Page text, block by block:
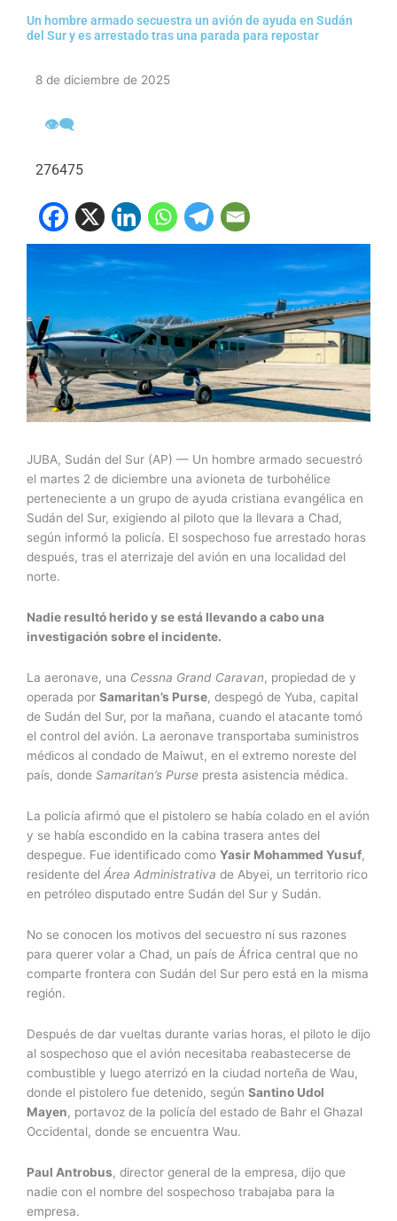
Un hombre armado secuestra un avión de ayuda en Sudán
del Sur y es arrestado tras una parada para repostar
8 de diciembre de 2025
👁‍🗨
276475
JUBA, Sudán del Sur (AP) — Un hombre armado secuestró
el martes 2 de diciembre una avioneta de turbohélice
perteneciente a un grupo de ayuda cristiana evangélica en
Sudán del Sur, exigiendo al piloto que la llevara a Chad,
según informó la policía. El sospechoso fue arrestado horas
después, tras el aterrizaje del avión en una localidad del
norte.
Nadie resultó herido y se está llevando a cabo una
investigación sobre el incidente.
La aeronave, una Cessna Grand Caravan, propiedad de y
operada por Samaritan’s Purse, despegó de Yuba, capital
de Sudán del Sur, por la mañana, cuando el atacante tomó
el control del avión. La aeronave transportaba suministros
médicos al condado de Maiwut, en el extremo noreste del
país, donde Samaritan’s Purse presta asistencia médica.
La policía afirmó que el pistolero se había colado en el avión
y se había escondido en la cabina trasera antes del
despegue. Fue identificado como Yasir Mohammed Yusuf,
residente del Área Administrativa de Abyei, un territorio rico
en petróleo disputado entre Sudán del Sur y Sudán.
No se conocen los motivos del secuestro ni sus razones
para querer volar a Chad, un país de África central que no
comparte frontera con Sudán del Sur pero está en la misma
región.
Después de dar vueltas durante varias horas, el piloto le dijo
al sospechoso que el avión necesitaba reabastecerse de
combustible y luego aterrizó en la ciudad norteña de Wau,
donde el pistolero fue detenido, según Santino Udol
Mayen, portavoz de la policía del estado de Bahr el Ghazal
Occidental, donde se encuentra Wau.
Paul Antrobus, director general de la empresa, dijo que
nadie con el nombre del sospechoso trabajaba para la
empresa.